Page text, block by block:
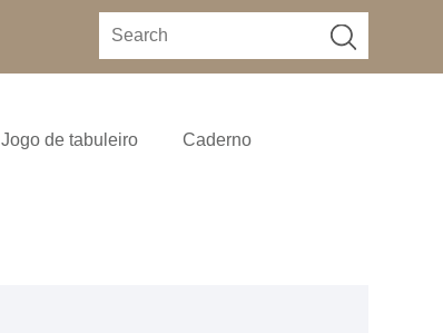
Jogo de tabuleiro Caderno